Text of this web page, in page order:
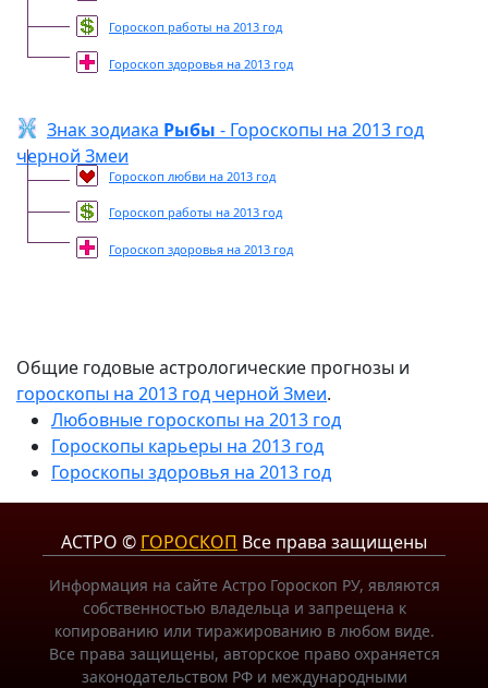
Гороскоп работы на 2013 год
Гороскоп здоровья на 2013 год
Знак зодиака Рыбы - Гороскопы на 2013 год
черной Змеи
Гороскоп любви на 2013 год
Гороскоп работы на 2013 год
Гороскоп здоровья на 2013 год
Общие годовые астрологические прогнозы и
гороскопы на 2013 год черной Змеи.
Любовные гороскопы на 2013 год
Гороскопы карьеры на 2013 год
Гороскопы здоровья на 2013 год
АСТРО © ГОРОСКОП Все права защищены
Информация на сайте Астро Гороскоп РУ, являются
собственностью владельца и запрещена к
копированию или тиражированию в любом виде.
Все права защищены, авторское право охраняется
законодательством РФ и международными